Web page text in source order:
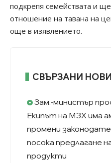
подкрепя семействата и
отношение на тавана на
още в изявлението.
СВЪРЗАНИ
Зам.-министър
Екипът на МЗХ има
промени
посока предлагане
продукти